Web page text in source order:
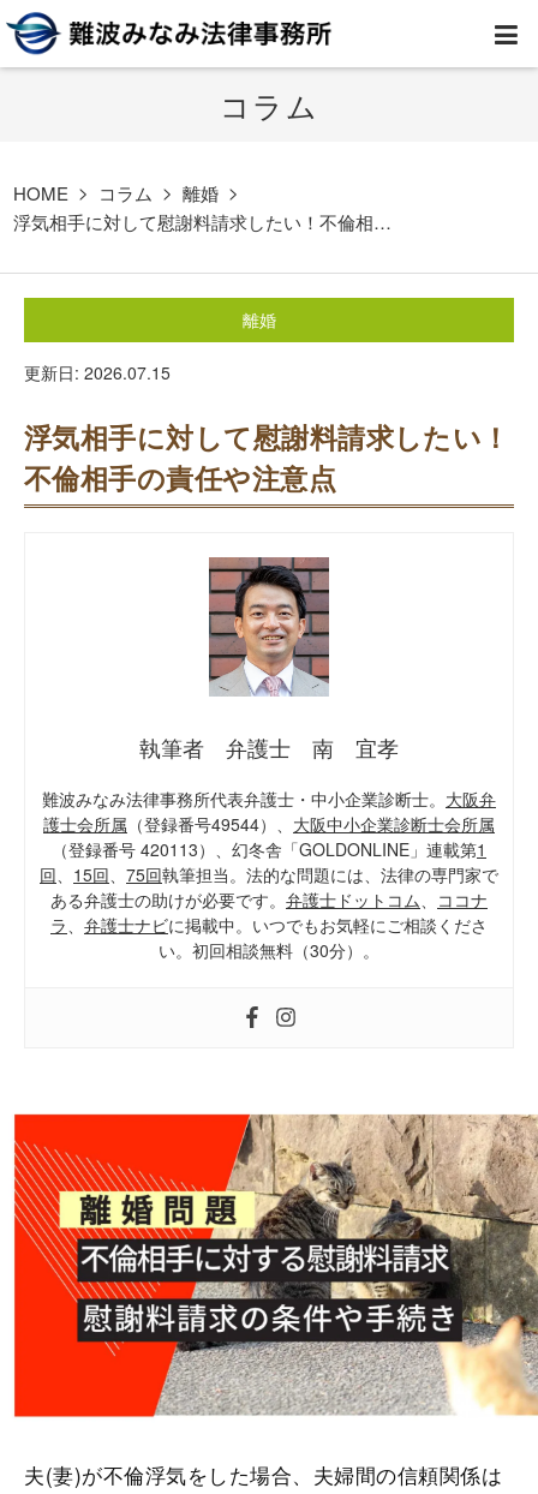
コラム
HOME コラム
離婚
浮気相手に対して慰謝料請求したい！不倫相…
離婚
更新日: 2026.07.15
浮気相手に対して慰謝料請求したい！
不倫相手の責任や注意点
執筆者 弁護士 南 宜孝
難波みなみ法律事務所代表弁護士・中小企業診断士。 大阪弁
護士会所属 （登録番号49544）、 大阪中小企業診断士会所属
（登録番号 420113）、幻冬舎「GOLDONLINE」連載第1
回、 15回、 75回執筆担当。法的な問題には、法律の専門家で
ある弁護士の助けが必要です。 弁護士ドットコム、 ココナ
ラ、 弁護士ナビに掲載中。いつでもお気軽にご相談くださ
い。初回相談無料（30分）。
夫(妻)が不倫浮気をした場合、夫婦間の信頼関係は
HOME
取扱業務
費用